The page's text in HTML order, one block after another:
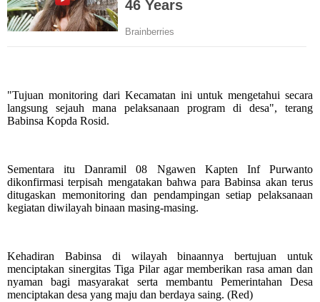
"Tujuan monitoring dari Kecamatan ini untuk mengetahui secara
langsung sejauh mana pelaksanaan program di desa", terang
Babinsa Kopda Rosid.
Sementara itu Danramil 08 Ngawen Kapten Inf Purwanto
dikonfirmasi terpisah mengatakan bahwa para Babinsa akan terus
ditugaskan memonitoring dan pendampingan setiap pelaksanaan
kegiatan diwilayah binaan masing-masing.
Kehadiran Babinsa di wilayah binaannya bertujuan untuk
menciptakan sinergitas Tiga Pilar agar memberikan rasa aman dan
nyaman bagi masyarakat serta membantu Pemerintahan Desa
menciptakan desa yang maju dan berdaya saing. (Red)